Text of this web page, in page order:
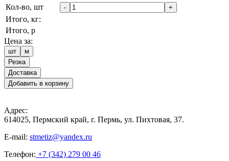
Кол-во, шт
- +
Итого, кг:
Итого, р
Цена за:
шт
м
Резка
Доставка
Добавить в корзину
Адрес:
614025, Пермский край, г. Пермь, ул. Пихтовая, 37.
E-mail: stmetiz@yandex.ru
Телефон: +7 (342) 279 00 46